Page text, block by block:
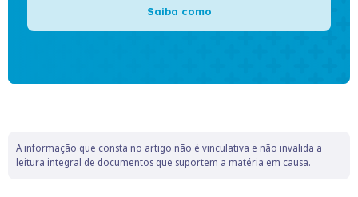
Saiba como
A informação que consta no artigo não é vinculativa e não invalida a
leitura integral de documentos que suportem a matéria em causa.